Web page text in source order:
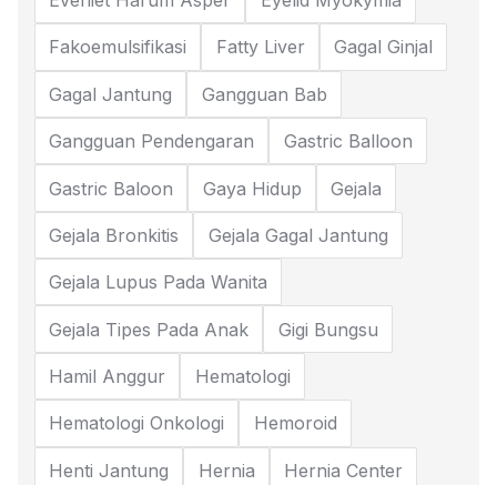
Fakoemulsifikasi Fatty Liver Gagal Ginjal
Gagal Jantung Gangguan Bab
Gangguan Pendengaran Gastric Balloon
Gastric Baloon Gaya Hidup Gejala
Gejala Bronkitis Gejala Gagal Jantung
Gejala Lupus Pada Wanita
Gejala Tipes Pada Anak Gigi Bungsu
Hamil Anggur Hematologi
Hematologi Onkologi Hemoroid
Henti Jantung Hernia Hernia Center